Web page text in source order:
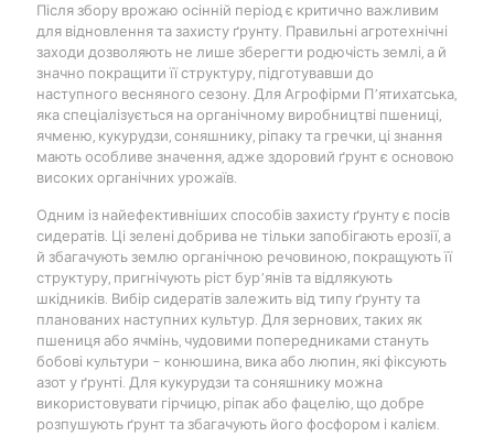
Після збору врожаю осінній період є критично важливим
для відновлення та захисту ґрунту. Правильні агротехнічні
заходи дозволяють не лише зберегти родючість землі, а й
значно покращити її структуру, підготувавши до
наступного весняного сезону. Для Агрофірми П’ятихатська,
яка спеціалізується на органічному виробництві пшениці,
ячменю, кукурудзи, соняшнику, ріпаку та гречки, ці знання
мають особливе значення, адже здоровий ґрунт є основою
високих органічних урожаїв.
Одним із найефективніших способів захисту ґрунту є посів
сидератів. Ці зелені добрива не тільки запобігають ерозії, а
й збагачують землю органічною речовиною, покращують її
структуру, пригнічують ріст бур’янів та відлякують
шкідників. Вибір сидератів залежить від типу ґрунту та
планованих наступних культур. Для зернових, таких як
пшениця або ячмінь, чудовими попередниками стануть
бобові культури – конюшина, вика або люпин, які фіксують
азот у ґрунті. Для кукурудзи та соняшнику можна
використовувати гірчицю, ріпак або фацелію, що добре
розпушують ґрунт та збагачують його фосфором і калієм.